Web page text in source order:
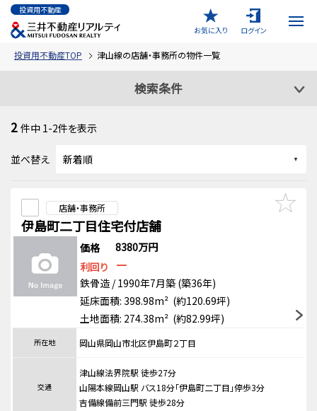
投資用不動産
お気に入り
ログイン
投資用不動産TOP 津山線の店舗・事務所の物件一覧
検索条件
2 件中 1-2件を表示
並べ替え
店舗・事務所
伊島町二丁目住宅付店舗
価格
8380万円
利回り
－
鉄骨造 / 1990年7月築 (築36年)
延床面積: 398.98m² (約120.69坪)
土地面積: 274.38m² (約82.99坪)
所在地 岡山県岡山市北区伊島町２丁目
交通
津山線法界院駅 徒歩27分
山陽本線岡山駅 バス18分「伊島町二丁目」停歩3分
吉備線備前三門駅 徒歩28分